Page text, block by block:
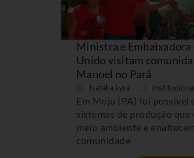
Ministra e Embaixadora
Unido visitam
Manoel no Pará
Natália Lyra Institucional
Em Moju (PA) foi possível
sistemas de produção que
meio ambiente e
comunidade